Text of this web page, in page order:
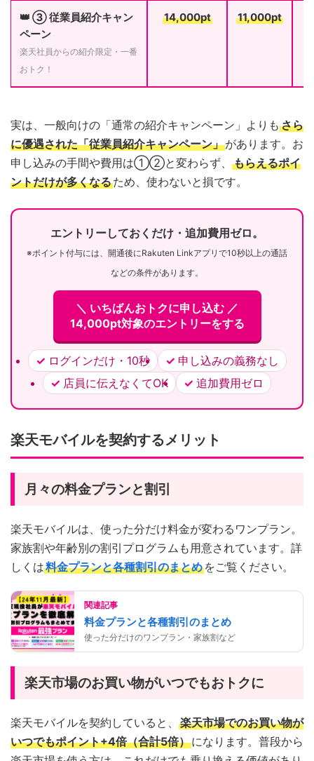
👑 ③ 従業員紹介キャン
ペーン
楽天社員からの紹介限定・一番
おトク！
14,000pt 11,000pt
実は、一般向けの「通常の紹介キャンペーン」よりも さら
に優遇された「従業員紹介キャンペーン」があります。お
申し込みの手間や費用は①②と変わらず、 もらえるポイ
ントだけが多くなるため、使わないと損です。
エントリーしておくだけ・追加費用ゼロ。
※ポイント付与には、開通後にRakuten Linkアプリで10秒以上の通話
などの条件があります。
＼ いちばんおトクに申し込む ／
14,000pt対象のエントリーをする
ログインだけ・10秒
申し込みの義務なし
店員に伝えなくてOK
追加費用ゼロ
楽天モバイルを契約するメリット
月々の料金プランと割引
楽天モバイルは、使った分だけ料金が変わるワンプラン。
家族割や年齢別の割引プログラムも用意されています。詳
しくは料金プランと各種割引のまとめ をご覧ください。
関連記事
料金プランと各種割引のまとめ
使った分だけのワンプラン・家族割など
楽天市場のお買い物がいつでもおトクに
楽天モバイルを契約していると、 楽天市場でのお買い物が
いつでもポイント+4倍（合計5倍）になります。普段から